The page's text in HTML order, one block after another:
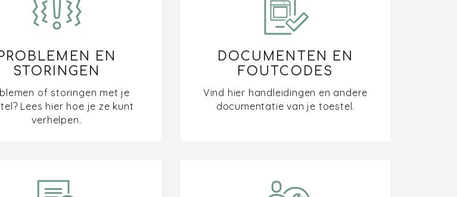
EN
STORINGEN
of storingen met je
Lees hier hoe je ze kunt
verhelpen.
DOCUMENTEN EN
FOUTCODES
Vind hier handleidingen en andere
documentatie van je toestel.